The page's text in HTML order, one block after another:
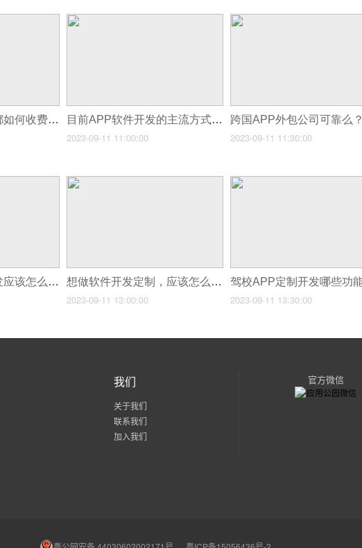
APP外包项目一般都如何收费？ 目前APP软件开发的主流方式是什么？
2023-09-11 11:00:00
跨国APP外包公司可靠么？
2023-09-11 11:30:00
在深圳APP软件开发应该怎么做预算？ 想做软件开发定制，应该怎么入手？
2023-09-11 13:00:00 2023-09-11 13:30:00
我们
关于我们
联系我们
加入我们
官方微信